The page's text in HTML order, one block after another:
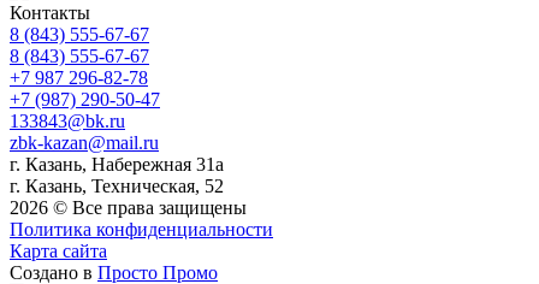
Контакты
8 (843) 555-67-67
8 (843) 555-67-67
+7 987 296-82-78
+7 (987) 290-50-47
133843@bk.ru
zbk-kazan@mail.ru
г. Казань, Набережная 31а
г. Казань, Техническая, 52
2026 © Все права защищены
Политика конфиденциальности
Карта сайта
Создано в Просто Промо